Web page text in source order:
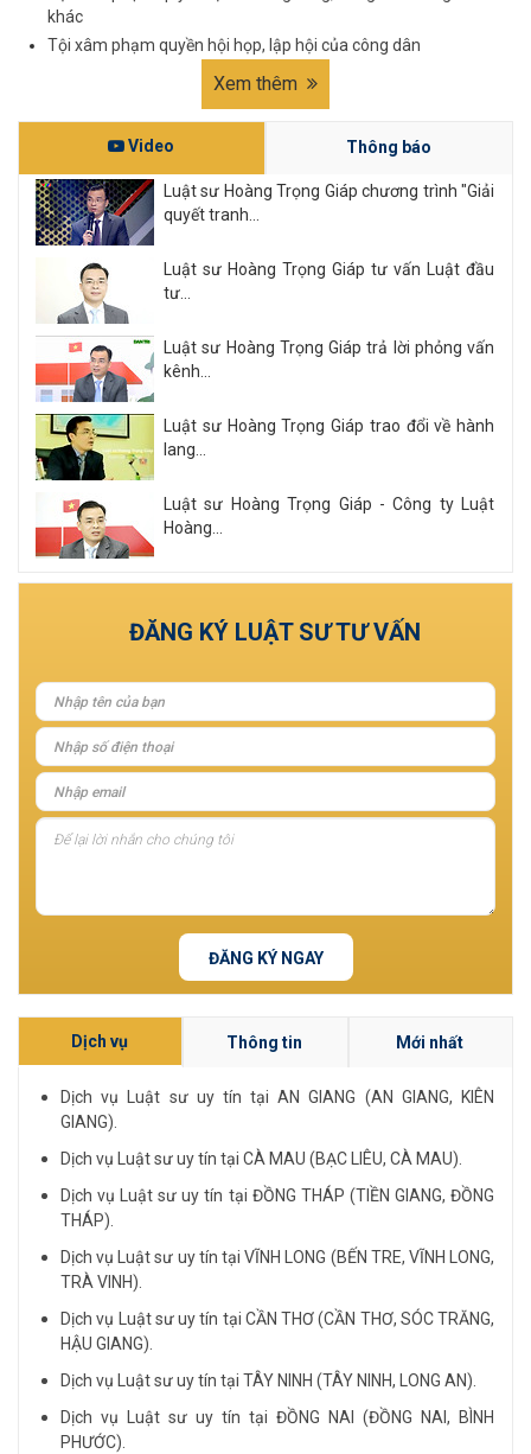
khác
Tội xâm phạm quyền hội họp, lập hội của công dân
Xem thêm
Video Thông báo
Luật sư Hoàng Trọng Giáp chương trình "Giải
quyết tranh...
Luật sư Hoàng Trọng Giáp tư vấn Luật đầu
tư...
Luật sư Hoàng Trọng Giáp trả lời phỏng vấn
kênh...
Luật sư Hoàng Trọng Giáp trao đổi về hành
lang...
Luật sư Hoàng Trọng Giáp - Công ty Luật
Hoàng...
Xem tất cả
ĐĂNG KÝ LUẬT SƯ TƯ VẤN
ĐĂNG KÝ NGAY
Dịch vụ Thông tin Mới nhất
Dịch vụ Luật sư uy tín tại AN GIANG (AN GIANG, KIÊN
GIANG).
Dịch vụ Luật sư uy tín tại CÀ MAU (BẠC LIÊU, CÀ MAU).
Dịch vụ Luật sư uy tín tại ĐỒNG THÁP (TIỀN GIANG, ĐỒNG
THÁP).
Dịch vụ Luật sư uy tín tại VĨNH LONG (BẾN TRE, VĨNH LONG,
TRÀ VINH).
Dịch vụ Luật sư uy tín tại CẦN THƠ (CẦN THƠ, SÓC TRĂNG,
HẬU GIANG).
Dịch vụ Luật sư uy tín tại TÂY NINH (TÂY NINH, LONG AN).
Dịch vụ Luật sư uy tín tại ĐỒNG NAI (ĐỒNG NAI, BÌNH
PHƯỚC).